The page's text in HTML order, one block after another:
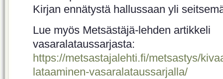
Kirjan ennätystä hallussaan yli
Lue myös Metsästäjä-lehden artikkeli
vasaralataussarjasta:
https://metsastajalehti.fi/metsastys/
lataaminen-vasaralataussarjalla/